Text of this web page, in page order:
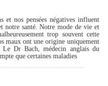
et nos pensées négatives influent
notre santé. Notre mode de vie et
trop souvent cette
maux ont une origine uniquement
Le Dr Bach, médecin anglais du
que certaines maladies